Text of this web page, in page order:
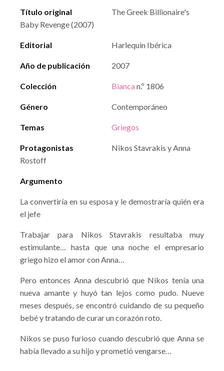
Título original
The Greek Billionaire's
Baby Revenge (2007)
Editorial Harlequin Ibérica
Año de publicación 2007
Colección Bianca n.º 1806
Género Contemporáneo
Temas Griegos
Protagonistas
Nikos Stavrakis y Anna
Rostoff
Argumento
La convertiría en su esposa y le demostraría quién era
el jefe
Trabajar para Nikos Stavrakis resultaba muy
estimulante… hasta que una noche el empresario
griego hizo el amor con Anna…
Pero entonces Anna descubrió que Nikos tenía una
nueva amante y huyó tan lejos como pudo. Nueve
meses después, se encontró cuidando de su pequeño
bebé y tratando de curar un corazón roto.
Nikos se puso furioso cuando descubrió que Anna se
había llevado a su hijo y prometió vengarse…